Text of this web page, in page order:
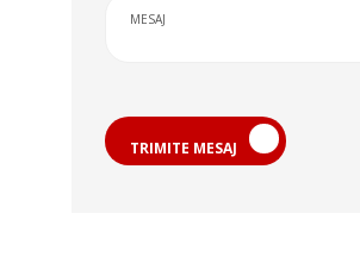
TRIMITE MESAJ